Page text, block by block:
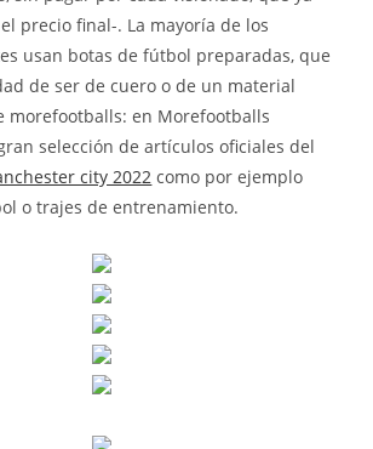
precio final-. La mayoría de los
usan botas de fútbol preparadas, que
de ser de cuero o de un material
morefootballs: en Morefootballs
selección de artículos oficiales del
city 2022 como por ejemplo
o trajes de entrenamiento.